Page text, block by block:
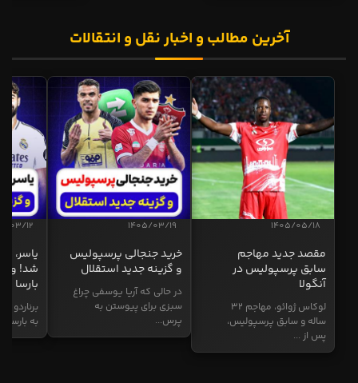
آخرین مطالب و اخبار نقل و انتقالات
1405/05/18
مقصد جدید مهاجم
سابق پرسپولیس در
آنگولا
لوکاس ژوائو، مهاجم ۳۲
ساله و سابق پرسپولیس،
پس از ...
1405/03/19
خرید جنجالی پرسپولیس
و گزینه جدید استقلال
در حالی که آریا یوسفی چراغ
سبزی برای پیوستن به
پرس...
03/12
یاسر،
شد! و
بارسا
برناردو
به بارسا